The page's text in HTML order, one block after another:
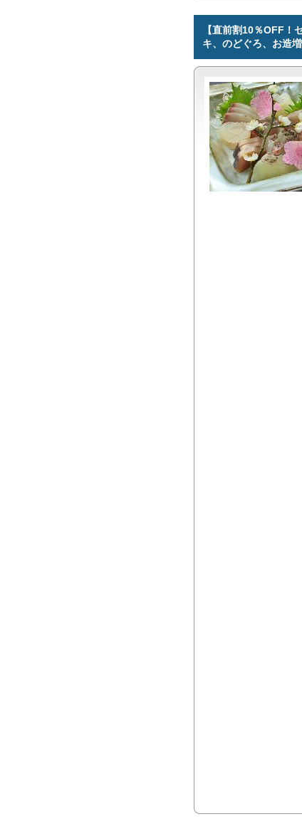
【直前割10％OFF！
キ、のどぐろ、お造